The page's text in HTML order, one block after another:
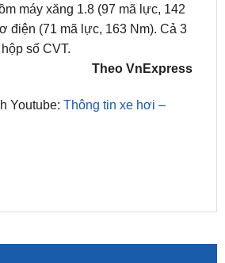
số CVT.
Theo VnExpress
Thông tin xe hơi –
360 SAFEVIEW LUX Dành Cho Ford